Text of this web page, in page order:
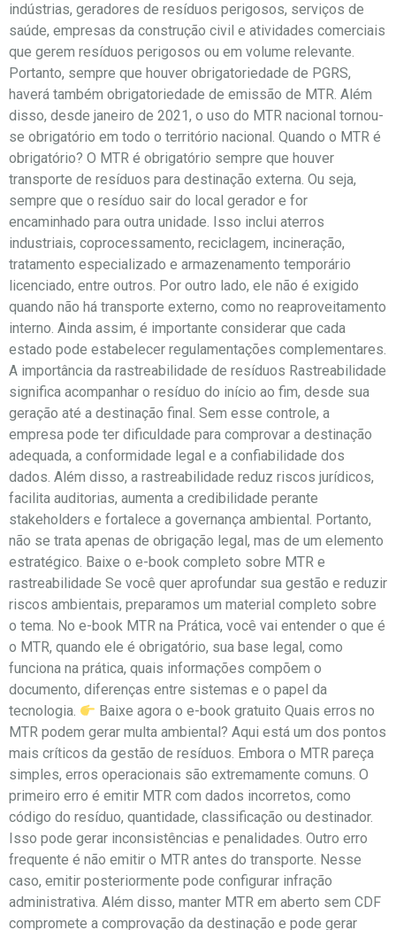
indústrias, geradores de resíduos perigosos, serviços de
saúde, empresas da construção civil e atividades comerciais
que gerem resíduos perigosos ou em volume relevante.
Portanto, sempre que houver obrigatoriedade de PGRS,
haverá também obrigatoriedade de emissão de MTR. Além
disso, desde janeiro de 2021, o uso do MTR nacional tornou-
se obrigatório em todo o território nacional. Quando o MTR é
obrigatório? O MTR é obrigatório sempre que houver
transporte de resíduos para destinação externa. Ou seja,
sempre que o resíduo sair do local gerador e for
encaminhado para outra unidade. Isso inclui aterros
industriais, coprocessamento, reciclagem, incineração,
tratamento especializado e armazenamento temporário
licenciado, entre outros. Por outro lado, ele não é exigido
quando não há transporte externo, como no reaproveitamento
interno. Ainda assim, é importante considerar que cada
estado pode estabelecer regulamentações complementares.
A importância da rastreabilidade de resíduos Rastreabilidade
significa acompanhar o resíduo do início ao fim, desde sua
geração até a destinação final. Sem esse controle, a
empresa pode ter dificuldade para comprovar a destinação
adequada, a conformidade legal e a confiabilidade dos
dados. Além disso, a rastreabilidade reduz riscos jurídicos,
facilita auditorias, aumenta a credibilidade perante
stakeholders e fortalece a governança ambiental. Portanto,
não se trata apenas de obrigação legal, mas de um elemento
estratégico. Baixe o e-book completo sobre MTR e
rastreabilidade Se você quer aprofundar sua gestão e reduzir
riscos ambientais, preparamos um material completo sobre
o tema. No e-book MTR na Prática, você vai entender o que é
o MTR, quando ele é obrigatório, sua base legal, como
funciona na prática, quais informações compõem o
documento, diferenças entre sistemas e o papel da
tecnologia.
Baixe agora o e-book gratuito Quais erros no
MTR podem gerar multa ambiental? Aqui está um dos pontos
mais críticos da gestão de resíduos. Embora o MTR pareça
simples, erros operacionais são extremamente comuns. O
primeiro erro é emitir MTR com dados incorretos, como
código do resíduo, quantidade, classificação ou destinador.
Isso pode gerar inconsistências e penalidades. Outro erro
frequente é não emitir o MTR antes do transporte. Nesse
caso, emitir posteriormente pode configurar infração
administrativa. Além disso, manter MTR em aberto sem CDF
compromete a comprovação da destinação e pode gerar